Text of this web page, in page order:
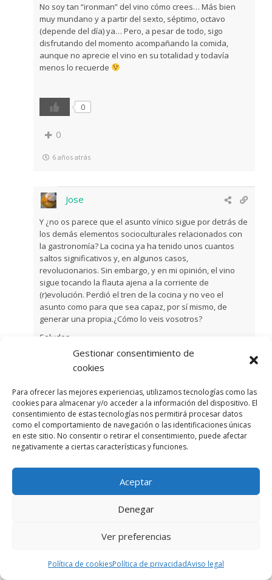
Gestionar consentimiento de
cookies
Para ofrecer las mejores experiencias, utilizamos tecnologías como las
cookies para almacenar y/o acceder a la información del dispositivo. El
consentimiento de estas tecnologías nos permitirá procesar datos
como el comportamiento de navegación o las identificaciones únicas
en este sitio. No consentir o retirar el consentimiento, puede afectar
negativamente a ciertas características y funciones.
Aceptar
Denegar
Ver preferencias
Política de cookiesPolítica de privacidadAviso legal
No soy tan “ironman” del vino cómo crees… Más bien
muy mundano y a partir del sexto, séptimo, octavo
(depende del día) ya… Pero, a pesar de todo, sigo
disfrutando del momento acompañando la comida,
aunque no aprecie el vino en su totalidad y todavía
menos lo recuerde
0
0
6 años atrás
Jose
Y ¿no os parece que el asunto vínico sigue por detrás de
los demás elementos socioculturales relacionados con
la gastronomía? La cocina ya ha tenido unos cuantos
saltos significativos y, en algunos casos,
revolucionarios. Sin embargo, y en mi opinión, el vino
sigue tocando la flauta ajena a la corriente de
(r)evolución. Perdió el tren de la cocina y no veo el
asunto como para que sea capaz, por sí mismo, de
generar una propia.¿Cómo lo veis vosotros?
Saludos,
+1
0
6 años atrás
No me he puesto tan sesudo, pero tal vez tengas razón.
más me gustan se elaboran con los medios y métodos